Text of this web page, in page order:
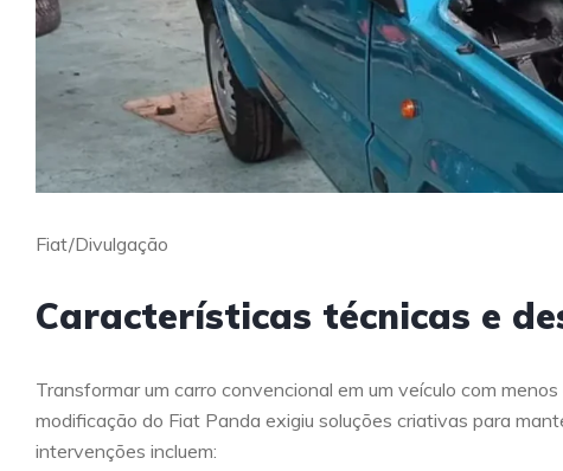
Fiat/Divulgação
Características técnicas e
Transformar um carro convencional em um veículo com
modificação do Fiat Panda exigiu soluções criativas para
intervenções incluem: